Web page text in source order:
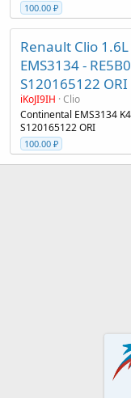
100.00 ₽
Renault Clio
EMS3134 -
S120165122 ORI
iKoJI9IH Clio
Continental EMS3134
S120165122 ORI
100.00 ₽